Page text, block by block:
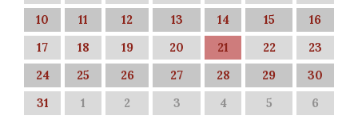
10
11 12 13 14 15
16
17
18 19 20 21 22
23
24
25 26 27 28 29
30
31
1 2 3 4 5 6